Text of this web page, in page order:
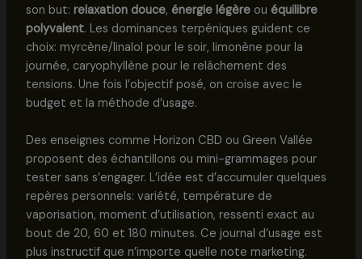
son but: relaxation douce, énergie légèreou équilibre
polyvalent. Les dominances terpéniques guident ce
choix: myrcène/linalol pour le soir, limonène pour la
journée, caryophyllène pour le relâchement des
tensions. Une fois l’objectif posé, on croise avec le
budget et la méthode d’usage.
Des enseignes comme Horizon CBD ou Green Vallée
proposent des échantillons ou mini-grammages pour
tester sans s’engager. L’idée est d’accumuler quelques
repères personnels: variété, température de
vaporisation, moment d’utilisation, ressenti exact au
bout de 20, 60 et 180 minutes. Ce journal d’usage est
plus instructif que n’importe quelle note marketing.